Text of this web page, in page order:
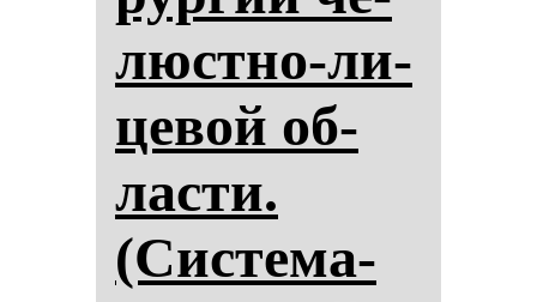
люс­тно-ли­
це­вой об­
лас­ти.
(Сис­те­ма­